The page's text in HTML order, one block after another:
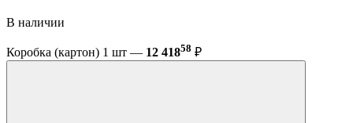
В наличии
Коробка (картон) 1 шт — 12 41858 ₽